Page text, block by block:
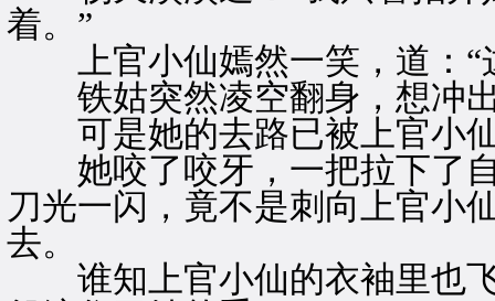
着。”
上官小仙嫣然一笑，道：“
铁姑突然凌空翻身，想冲
可是她的去路已被上官小
她咬了咬牙，一把拉下了自
刀光一闪，竟不是刺向上官小
去。
谁知上官小仙的衣袖里也飞